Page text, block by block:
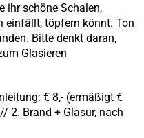
ihr schöne Schalen,
einfällt, töpfern könnt. Ton
Bitte denkt daran,
Glasieren
€ 8,- (ermäßigt €
2. Brand + Glasur, nach